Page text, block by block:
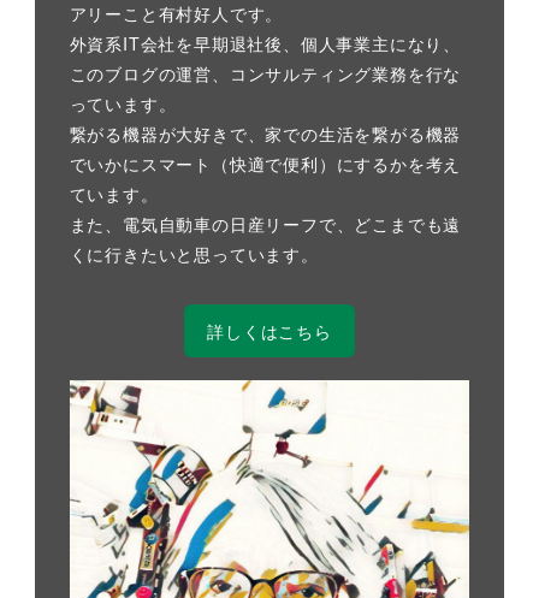
アリーこと有村好人です。
外資系IT会社を早期退社後、個人事業主になり、
このブログの運営、コンサルティング業務を行な
っています。
繋がる機器が大好きで、家での生活を繋がる機器
でいかにスマート（快適で便利）にするかを考え
ています。
また、電気自動車の日産リーフで、どこまでも遠
くに行きたいと思っています。
詳しくはこちら